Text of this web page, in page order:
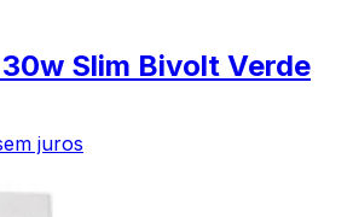
Slim Bivolt Verde
juros